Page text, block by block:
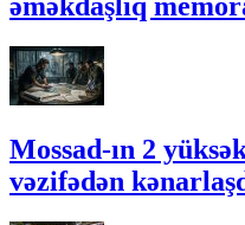
əməkdaşlıq
Mossad-ın 2
vəzifədən